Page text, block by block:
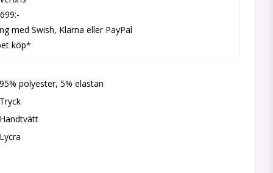
med Swish, Klarna eller PayPal
köp*
95% polyester, 5% elastan
Tryck
Handtvätt
Lycra